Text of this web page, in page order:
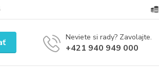
Neviete si rady? Zavolajte.
+421 940 949 000